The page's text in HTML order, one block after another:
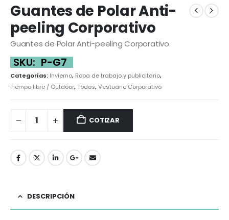
Guantes de Polar Anti-
peeling Corporativo
Guantes de Polar Anti-peeling Corporativo.
SKU: P-G7
Categorías: Invierno, Ropa de trabajo y publicitario,
Tiempo libre / Outdoor,Todos,Vestuario Corporativo
COTIZAR
DESCRIPCIÓN